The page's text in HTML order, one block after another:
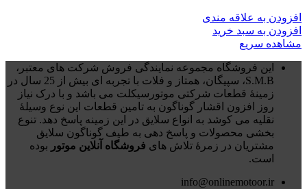
افزودن به علاقه مندی
افزودن به سبد خرید
مشاهده سریع
این فروشگاه مجموعه نمایندگی فروش شرکت های معتبر،
S.M.B، سپیگان، همتاز و فلات با تجربه ای بیش از 25 سال در
زمینۀ قطعات شرکتی موتورسیکلت می باشد و با درک نیاز
روز افزون اقشار گوناگون به تامین قطعات این نوع وسیلۀ
نقلیه می کوشد به انواع سلایق در این زمینه پاسخ دهد. تنوع
بخشی محصولات و پاسخ دهی به طیف گوناگون سلایق
مشتریان در زمرۀ تلاش های فروشگاه آنلاین موتور بوده
است.
info@onlinemotoor.ir